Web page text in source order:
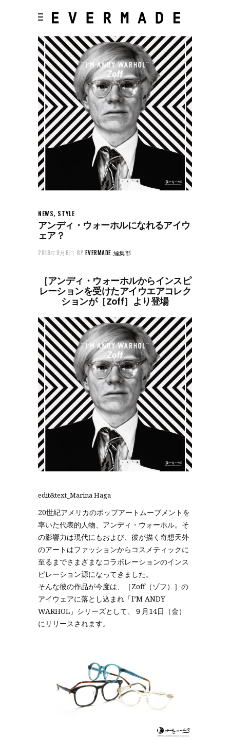
NEWS, STYLE
アンディ・ウォーホルになれるアイウ
ェア？
2018年9月6日 BY EVERMADE.編集部
［アンディ・ウォーホルからインスピ
レーションを受けたアイウエアコレク
ションが［Zoff］より登場
edit&text_Marina Haga
20世紀アメリカのポップアートムーブメントを
率いた代表的人物、アンディ・ウォーホル。そ
の影響力は現代にもおよび、彼が描く奇想天外
のアートはファッションからコスメティックに
至るまでさまざまなコラボレーションのインス
ピレーション源になってきました。
そんな彼の作品が今度は、［Zoff（ゾフ）］の
アイウェアに落とし込まれ「IʼM ANDY
WARHOL」シリーズとして、９月14日（金）
にリリースされます。